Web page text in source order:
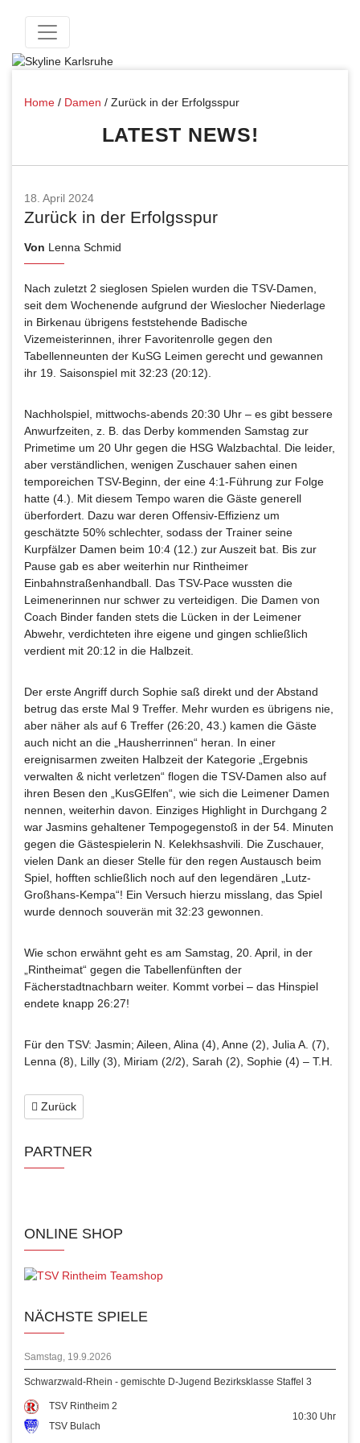
Home / Damen / Zurück in der Erfolgsspur
LATEST NEWS!
18. April 2024
Zurück in der Erfolgsspur
Von Lenna Schmid
Nach zuletzt 2 sieglosen Spielen wurden die TSV-Damen,
seit dem Wochenende aufgrund der Wieslocher Niederlage
in Birkenau übrigens feststehende Badische
Vizemeisterinnen, ihrer Favoritenrolle gegen den
Tabellenneunten der KuSG Leimen gerecht und gewannen
ihr 19. Saisonspiel mit 32:23 (20:12).
Nachholspiel, mittwochs-abends 20:30 Uhr – es gibt bessere
Anwurfzeiten, z. B. das Derby kommenden Samstag zur
Primetime um 20 Uhr gegen die HSG Walzbachtal. Die leider,
aber verständlichen, wenigen Zuschauer sahen einen
temporeichen TSV-Beginn, der eine 4:1-Führung zur Folge
hatte (4.). Mit diesem Tempo waren die Gäste generell
überfordert. Dazu war deren Offensiv-Effizienz um
geschätzte 50% schlechter, sodass der Trainer seine
Kurpfälzer Damen beim 10:4 (12.) zur Auszeit bat. Bis zur
Pause gab es aber weiterhin nur Rintheimer
Einbahnstraßenhandball. Das TSV-Pace wussten die
Leimenerinnen nur schwer zu verteidigen. Die Damen von
Coach Binder fanden stets die Lücken in der Leimener
Abwehr, verdichteten ihre eigene und gingen schließlich
verdient mit 20:12 in die Halbzeit.
Der erste Angriff durch Sophie saß direkt und der Abstand
betrug das erste Mal 9 Treffer. Mehr wurden es übrigens nie,
aber näher als auf 6 Treffer (26:20, 43.) kamen die Gäste
auch nicht an die „Hausherrinnen“ heran. In einer
ereignisarmen zweiten Halbzeit der Kategorie „Ergebnis
verwalten & nicht verletzen“ flogen die TSV-Damen also auf
ihren Besen den „KusGElfen“, wie sich die Leimener Damen
nennen, weiterhin davon. Einziges Highlight in Durchgang 2
war Jasmins gehaltener Tempogegenstoß in der 54. Minuten
gegen die Gästespielerin N. Kelekhsashvili. Die Zuschauer,
vielen Dank an dieser Stelle für den regen Austausch beim
Spiel, hofften schließlich noch auf den legendären „Lutz-
Großhans-Kempa“! Ein Versuch hierzu misslang, das Spiel
wurde dennoch souverän mit 32:23 gewonnen.
Wie schon erwähnt geht es am Samstag, 20. April, in der
„Rintheimat“ gegen die Tabellenfünften der
Fächerstadtnachbarn weiter. Kommt vorbei – das Hinspiel
endete knapp 26:27!
Für den TSV: Jasmin; Aileen, Alina (4), Anne (2), Julia A. (7),
Lenna (8), Lilly (3), Miriam (2/2), Sarah (2), Sophie (4) – T.H.
Zurück
PARTNER
ONLINE SHOP
NÄCHSTE SPIELE
Samstag, 19.9.2026
Schwarzwald-Rhein - gemischte D-Jugend Bezirksklasse Staffel 3
TSV Rintheim 2
TSV Bulach
10:30 Uhr